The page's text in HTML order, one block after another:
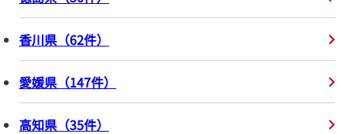
香川県 （62件）
愛媛県 （147件）
高知県 （35件）